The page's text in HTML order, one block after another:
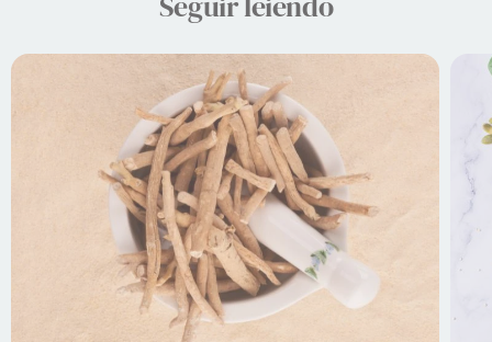
Seguir leiendo